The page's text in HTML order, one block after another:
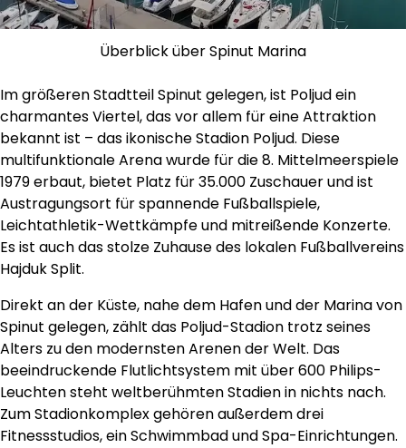
Überblick über Spinut Marina
Im größeren Stadtteil Spinut gelegen, ist Poljud ein
charmantes Viertel, das vor allem für eine Attraktion
bekannt ist – das ikonische Stadion Poljud. Diese
multifunktionale Arena wurde für die 8. Mittelmeerspiele
1979 erbaut, bietet Platz für 35.000 Zuschauer und ist
Austragungsort für spannende Fußballspiele,
Leichtathletik-Wettkämpfe und mitreißende Konzerte.
Es ist auch das stolze Zuhause des lokalen Fußballvereins
Hajduk Split.
Direkt an der Küste, nahe dem Hafen und der Marina von
Spinut gelegen, zählt das Poljud-Stadion trotz seines
Alters zu den modernsten Arenen der Welt. Das
beeindruckende Flutlichtsystem mit über 600 Philips-
Leuchten steht weltberühmten Stadien in nichts nach.
Zum Stadionkomplex gehören außerdem drei
Fitnessstudios, ein Schwimmbad und Spa-Einrichtungen.